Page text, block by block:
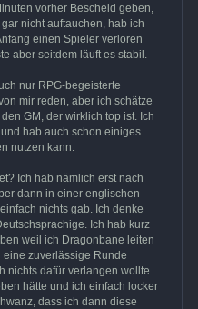
vorher Bescheid geben,
nicht auftauchen, hab ich
einen Spieler verloren
aber seitdem läuft es stabil.
nur RPG-begeisterte
mir reden, aber ich schätze
GM, der wirklich top ist. Ich
hab auch schon einiges
nutzen kann.
Ich hab nämlich erst nach
dann in einer englischen
nichts gab. Ich denke
Ich hab kurz
weil ich Dragonbane leiten
zuverlässige Runde
nichts dafür verlangen wollte
hätte und ich einfach locker
dass ich dann diese